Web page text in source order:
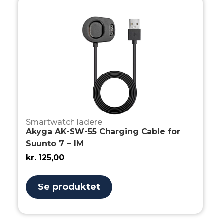
Smartwatch ladere
Akyga AK-SW-55 Charging Cable for
Suunto 7 – 1M
kr. 125,00
Se produktet